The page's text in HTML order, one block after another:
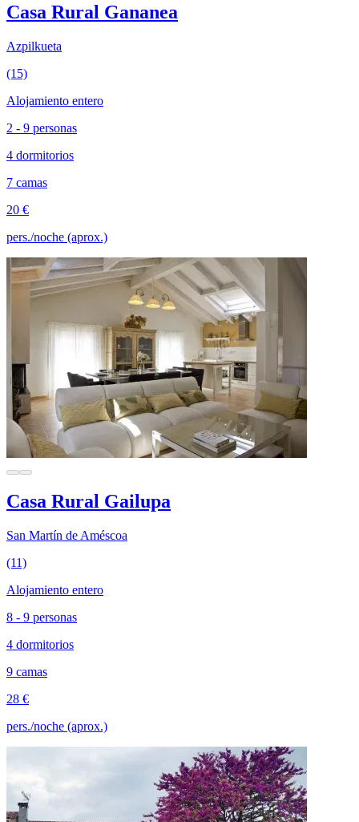
Casa Rural Gananea
Azpilkueta
(15)
Alojamiento entero
2 - 9 personas
4 dormitorios
7 camas
20 €
pers./noche (aprox.)
Casa Rural Gailupa
San Martín de Améscoa
(11)
Alojamiento entero
8 - 9 personas
4 dormitorios
9 camas
28 €
pers./noche (aprox.)